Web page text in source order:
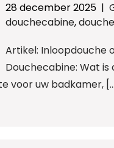
28 december 2025 |
douchecabine,
Artikel: Inloopdouche
Douchecabine: Wat is
voor uw badkamer,